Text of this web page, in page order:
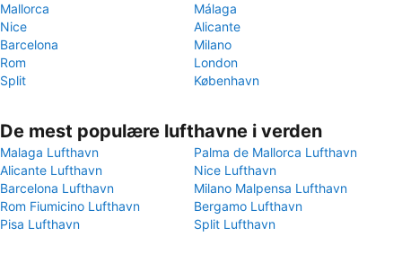
Mallorca
Málaga
Nice
Alicante
Barcelona
Milano
Rom
London
Split
København
De mest populære lufthavne i verden
Malaga Lufthavn
Palma de Mallorca Lufthavn
Alicante Lufthavn
Nice Lufthavn
Barcelona Lufthavn
Milano Malpensa Lufthavn
Rom Fiumicino Lufthavn
Bergamo Lufthavn
Pisa Lufthavn
Split Lufthavn